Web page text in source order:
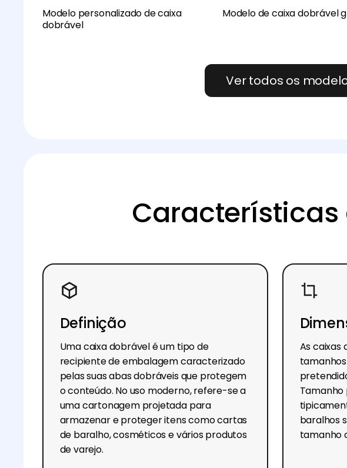
Modelo personalizado de caixa
dobrável
Modelo de caixa dobrável
Ver todos os
Definição
Uma caixa dobrável é um tipo de
recipiente de embalagem caracterizado
pelas suas abas dobráveis que protegem
o conteúdo. No uso moderno, refere-se a
uma cartonagem projetada para
armazenar e proteger itens como cartas
de baralho, cosméticos e vários produtos
de varejo.
As caixas
baralhos
tamanho